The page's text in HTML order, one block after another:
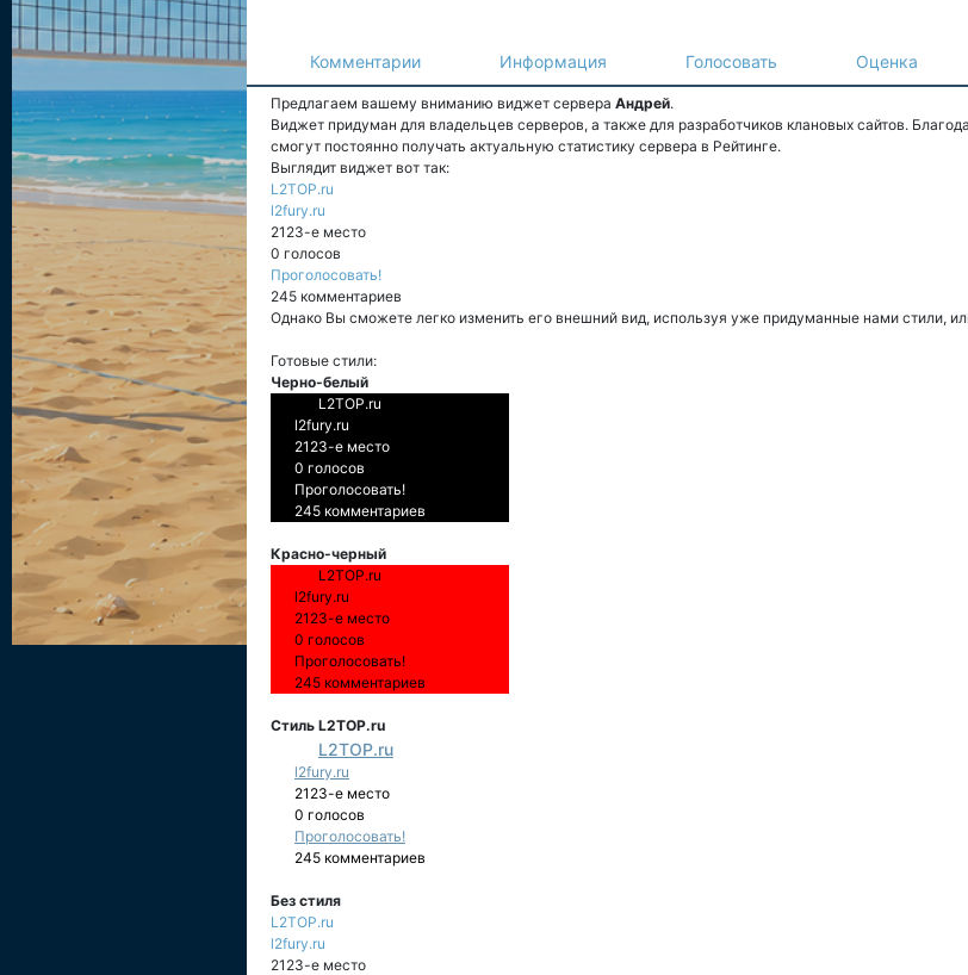
Комментарии Информация Голосовать Оценка
Предлагаем вашему вниманию виджет сервера Андрей.
Виджет придуман для владельцев серверов, а также для разработчиков клановых сайтов.
смогут постоянно получать актуальную статистику сервера в Рейтинге.
Выглядит виджет вот так:
L2TOP.ru
l2fury.ru
2123-е место
0 голосов
Проголосовать!
245 комментариев
Однако Вы сможете легко изменить его внешний вид, используя уже придуманные нами стили,
Готовые стили:
Черно-белый
L2TOP.ru
l2fury.ru
2123-е место
0 голосов
Проголосовать!
245 комментариев
Красно-черный
L2TOP.ru
l2fury.ru
2123-е место
0 голосов
Проголосовать!
245 комментариев
Стиль L2TOP.ru
L2TOP.ru
l2fury.ru
2123-е место
0 голосов
Проголосовать!
245 комментариев
Без стиля
L2TOP.ru
l2fury.ru
2123-е место